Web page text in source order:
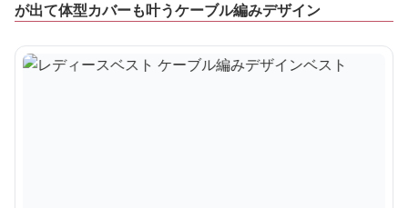
が出て体型カバーも叶うケーブル編みデザイン